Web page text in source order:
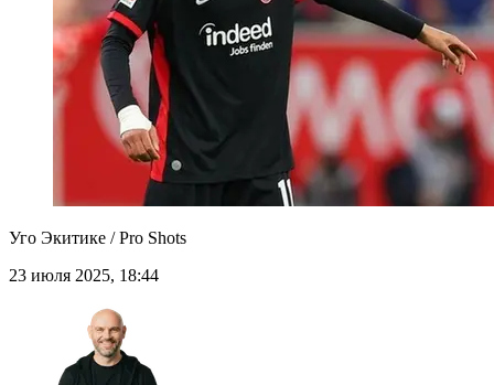
Уго Экитике / Pro Shots
23 июля 2025, 18:44